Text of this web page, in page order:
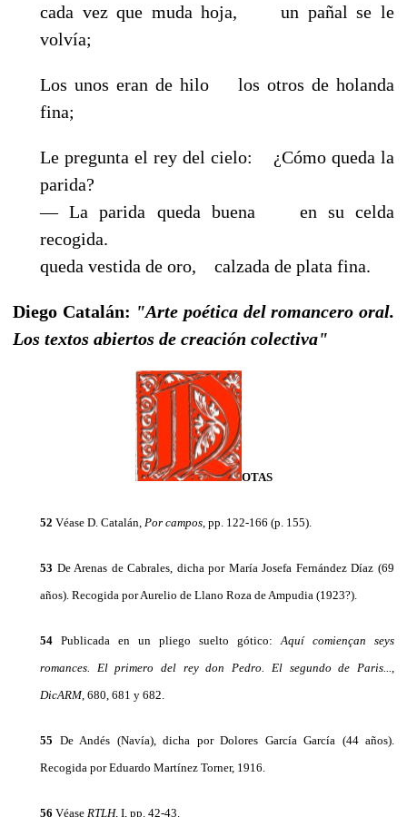
cada vez que muda hoja, un pañal se le
volvía;
Los unos eran de hilo los otros de holanda
fina;
Le pregunta el rey del cielo: ¿Cómo queda la
parida?
— La parida queda buena en su celda
recogida.
queda vestida de oro, calzada de plata fina.
Diego Catalán: "Arte poética del romancero oral.
Los textos abiertos de creación colectiva"
OTAS
52 Véase D. Catalán, Por campos , pp. 122-166 (p. 155).
53 De Arenas de Cabrales, dicha por María Josefa Fernández Díaz (69
años). Recogida por Aurelio de Llano Roza de Ampudia (1923?).
54 Publicada en un pliego suelto gótico: Aquí comiençan seys
romances. El primero del rey don Pedro. El segundo de Paris...
DicARM, 680, 681 y 682.
55 De Andés (Navía), dicha por Dolores García García (44 años).
Recogida por Eduardo Martínez Torner, 1916.
56 Véase RTLH, I, pp. 42-43.